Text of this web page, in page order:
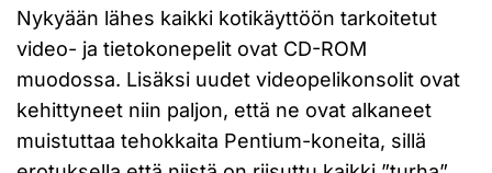
Nykyään lähes kaikki kotikäyttöön tarkoitetut
video- ja tietokonepelit ovat CD-ROM
muodossa. Lisäksi uudet videopelikonsolit ovat
kehittyneet niin paljon, että ne ovat alkaneet
muistuttaa tehokkaita Pentium-koneita, sillä